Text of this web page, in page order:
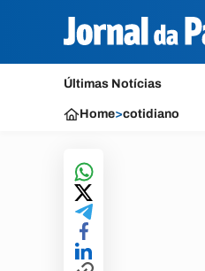
Últimas Notícias
Home>cotidiano